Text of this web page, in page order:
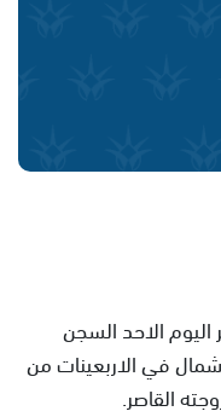
الاحد السجن
من الشمال في الاربعينات من
القاصر.